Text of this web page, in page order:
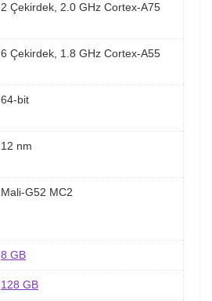
2 Çekirdek, 2.0 GHz Cortex-A75
6 Çekirdek, 1.8 GHz Cortex-A55
64-bit
12 nm
Mali-G52 MC2
8 GB
128 GB